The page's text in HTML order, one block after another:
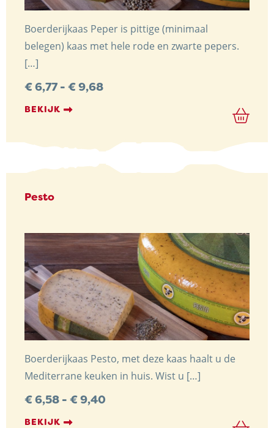
Boerderijkaas Peper is pittige (minimaal
belegen) kaas met hele rode en zwarte pepers.
[…]
€6,77 - €9,68Prijsklasse:
BEKIJK
Pesto
Boerderijkaas Pesto, met deze kaas haalt u de
Mediterrane keuken in huis. Wist u […]
€6,58 - €9,40
BEKIJK